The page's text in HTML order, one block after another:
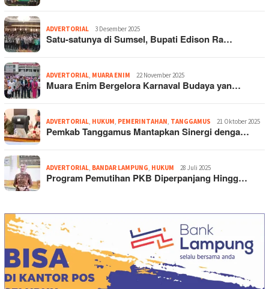
ADVERTORIAL 3 Desember 2025
Satu-satunya di Sumsel, Bupati Edison Ra…
ADVERTORIAL MUARA ENIM 22 November 2025
Muara Enim Bergelora Karnaval Budaya yan…
ADVERTORIAL HUKUM PEMERINTAHAN TANGGAMUS 21 Oktober 2025
Pemkab Tanggamus Mantapkan Sinergi denga…
ADVERTORIAL BANDAR LAMPUNG HUKUM 28 Juli 2025
Program Pemutihan PKB Diperpanjang Hingg…